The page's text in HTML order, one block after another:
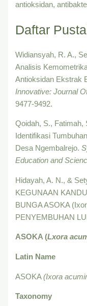
antioksidan,
Daftar
Widiansyah, R. A.,
Analisis
Antioksidan Ekstrak
Innovative: Journal
9477-9492.
Qoidah, S., Fatimah,
Identifikasi
Desa Ngembalrejo.
Education and
Hidayah, A. N., &
KEGUNAAN
BUNGA ASOKA
PENYEMBUHAN
ASOKA (Lxora
Latin Name
ASOKA(Ixora
Taxonomy